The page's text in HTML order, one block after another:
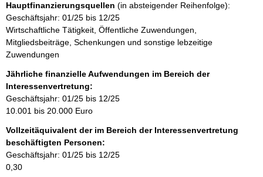
t
i
n
f
o
r
m
a
t
o
n
e
n
Hauptfinanzierungsquellen (in absteigender Reihenfolge):
Geschäftsjahr: 01/25 bis 12/25
Wirtschaftliche Tätigkeit, Öffentliche Zuwendungen,
Mitgliedsbeiträge, Schenkungen und sonstige lebzeitige
Zuwendungen
Jährliche finanzielle Aufwendungen im Bereich der
Interessenvertretung:
Geschäftsjahr: 01/25 bis 12/25
10.001 bis 20.000 Euro
Vollzeitäquivalent der im Bereich der Interessenvertretung
beschäftigten Personen:
Geschäftsjahr: 01/25 bis 12/25
0,30